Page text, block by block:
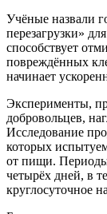
Учёные назвали
перезагрузки»
способствует
повреждённых
начинает
Эксперименты,
добровольцев,
Исследование
которых
от пищи. Периоды
четырёх дней, в
круглосуточное